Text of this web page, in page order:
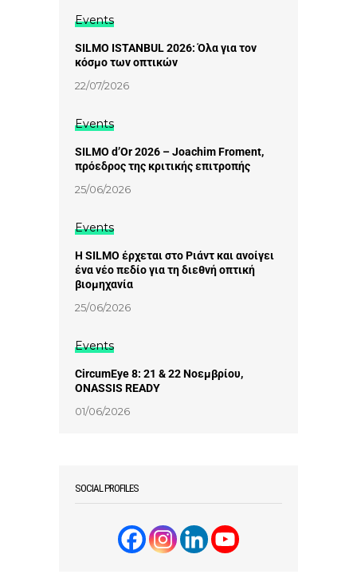
Events
SILMO ISTANBUL 2026: Όλα για τον
κόσμο των οπτικών
22/07/2026
Events
SILMO d’Or 2026 – Joachim Froment,
πρόεδρος της κριτικής επιτροπής
25/06/2026
Events
Η SILMO έρχεται στο Ριάντ και ανοίγει
ένα νέο πεδίο για τη διεθνή οπτική
βιομηχανία
25/06/2026
Events
CircumEye 8: 21 & 22 Νοεμβρίου,
ONASSIS READY
01/06/2026
SOCIAL PROFILES